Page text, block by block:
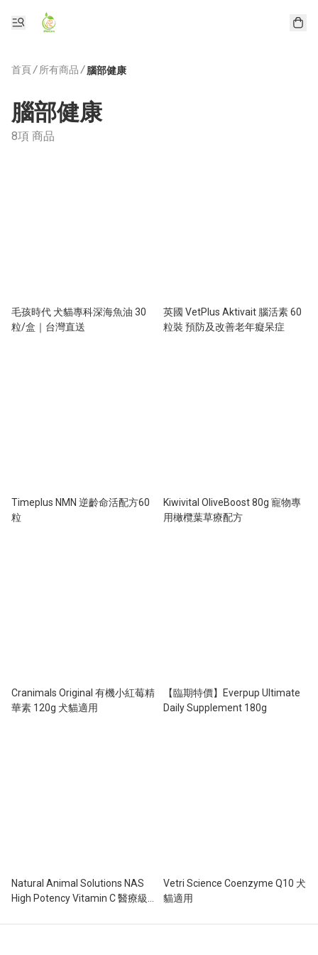
首頁/ 所有商品 / 腦部健康
腦部健康
8項 商品
毛孩時代 犬貓專科深海魚油 30
粒/盒｜台灣直送
英國 VetPlus Aktivait 腦活素 60
粒裝 預防及改善老年癡呆症
Timeplus NMN 逆齡命活配方60
粒
Kiwivital OliveBoost 80g 寵物專
用橄欖葉草療配方
Cranimals Original 有機小紅莓精
華素 120g 犬貓適用
【臨期特價】Everpup Ultimate
Daily Supplement 180g
Natural Animal Solutions NAS
High Potency Vitamin C 醫療級
用)
Vetri Science Coenzyme Q10 犬
貓適用